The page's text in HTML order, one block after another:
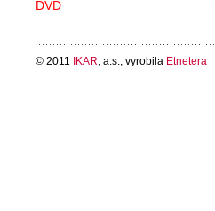
DVD
© 2011 IKAR , a.s., vyrobila Etnetera